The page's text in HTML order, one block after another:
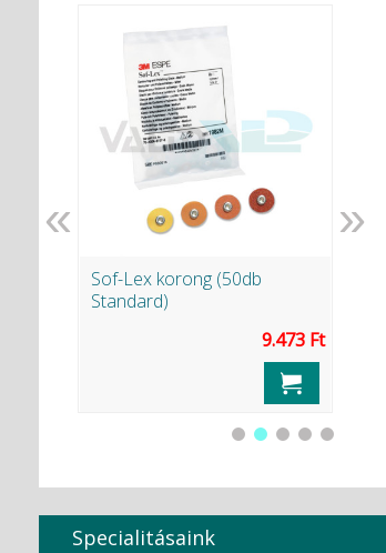
Sof-Lex korong (50db
Standard)
9.473 Ft
« »
Specialitásaink